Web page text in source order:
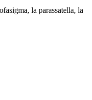
la parassatella, la